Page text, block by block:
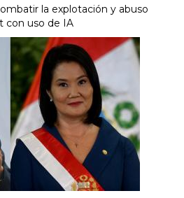
la explotación y abuso
con uso de IA